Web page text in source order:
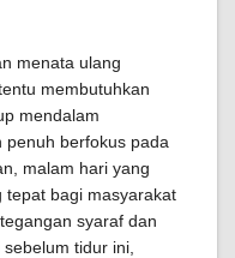
menata ulang
membutuhkan
mendalam
penuh berfokus pada
malam hari yang
tepat bagi masyarakat
syaraf dan
tidur ini,